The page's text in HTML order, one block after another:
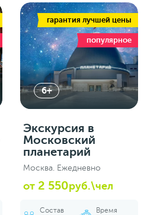
гарантия лучшей цены
популярное
6+
Экскурсия в
Московский
планетарий
Москва. Ежедневно
от 2 550руб.\чел
Состав Время